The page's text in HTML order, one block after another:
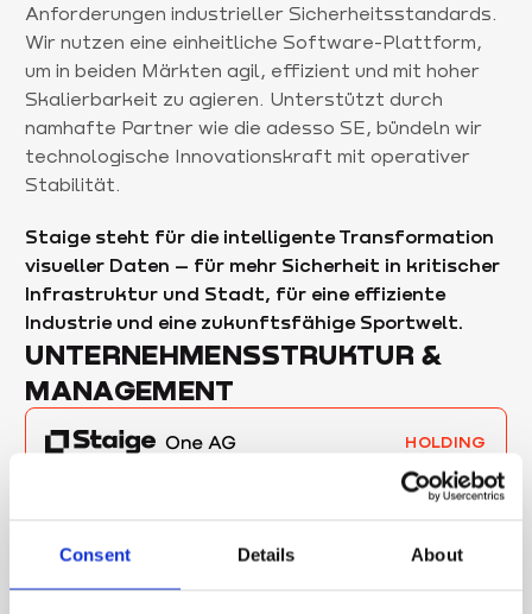
Consent Details About
Anforderungen industrieller Sicherheitsstandards.
Wir nutzen eine einheitliche Software-Plattform,
um in beiden Märkten agil, effizient und mit hoher
Skalierbarkeit zu agieren. Unterstützt durch
namhafte Partner wie die adesso SE, bündeln wir
technologische Innovationskraft mit operativer
Stabilität.
Staige steht für die intelligente Transformation
visueller Daten – für mehr Sicherheit in kritischer
Infrastruktur und Stadt, für eine effiziente
Industrie und eine zukunftsfähige Sportwelt.
UNTERNEHMENSSTRUKTUR &
MANAGEMENT
HOLDING
OPERATIVES GESCHÄFT